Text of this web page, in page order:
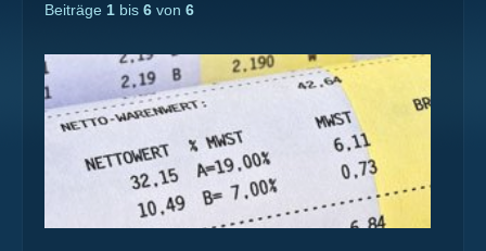
Beiträge 1 bis 6 von 6